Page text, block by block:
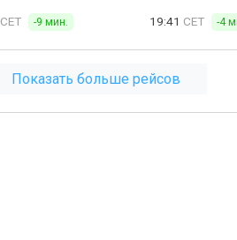
CET -9 мин. 19:41 CET -4
Показать больше рейсов